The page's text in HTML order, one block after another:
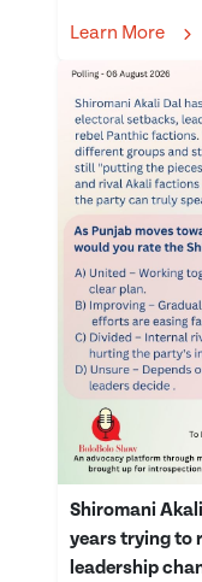
Learn More
Shiromani
years trying to
leadership